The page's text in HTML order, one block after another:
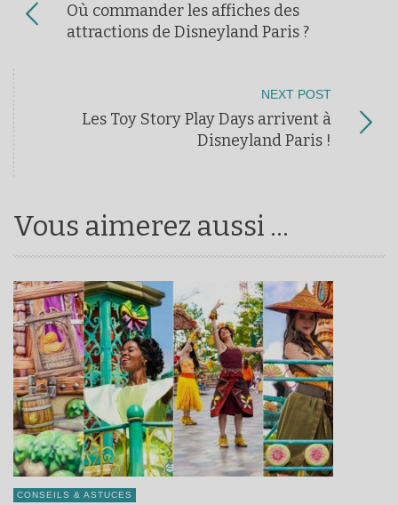
Où commander les affiches des
attractions de Disneyland Paris ?
NEXT POST
Les Toy Story Play Days arrivent à
Disneyland Paris !
Vous aimerez aussi ...
CONSEILS & ASTUCES